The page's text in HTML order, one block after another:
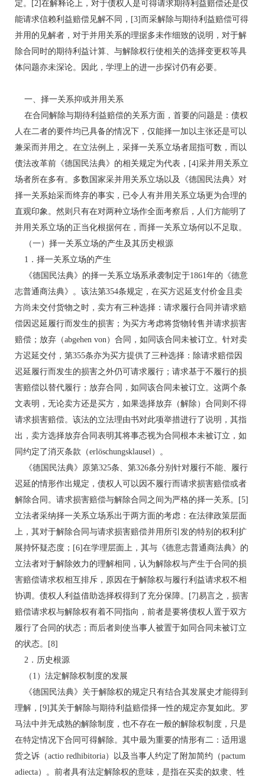
定。[2]在解释论上，对于债权人是可得请求期待利益赔偿还是仅
能请求信赖利益赔偿见解不同，[3]而采解除与期待利益赔偿可得
并用的见解者，对于并用关系的理据多未作细致的说明，对于解
除合同时的期待利益计算、与解除权行使相关的选择变更权等具
体问题亦未深论。因此，学理上的进一步探讨仍有必要。
一、择一关系抑或并用关系
在合同解除与期待利益赔偿的关系方面，首要的问题是：债权
人在二者的要件均已具备的情况下，仅能择一加以主张还是可以
兼采而并用之。在立法例上，采择一关系立场者屈指可数，而以
债法改革前《德国民法典》的相关规定为代表，[4]采并用关系立
场者所在多有。多数国家采并用关系立场以及《德国民法典》对
择一关系始采而终弃的事实，已令人有并用关系立场更为合理的
直观印象。然则只有在对两种立场作全面考察后，人们方能明了
并用关系立场的正当化根据何在，而择一关系立场何以不足取。
（一）择一关系立场的产生及其历史根源
1．择一关系立场的产生
《德国民法典》的择一关系立场系承袭制定于1861年的《德意
志普通商法典》。该法第354条规定，在买方迟延支付价金且卖
方尚未交付货物之时，卖方有三种选择：请求履行合同并请求赔
偿因迟延履行而发生的损害；为买方考虑将货物转售并请求损害
赔偿；放弃（abgehen von）合同，如同该合同未被订立。针对卖
方迟延交付，第355条亦为买方提供了三种选择：除请求赔偿因
迟延履行而发生的损害之外仍可请求履行；请求基于不履行的损
害赔偿以替代履行；放弃合同，如同该合同未被订立。这两个条
文表明，无论卖方还是买方，如果选择放弃（解除）合同则不得
请求损害赔偿。该法的立法理由书对此项举措进行了说明，其指
出，卖方选择放弃合同表明其将事态视为合同根本未被订立，如
同约定了消灭条款（erlöschungsklausel）。
《德国民法典》原第325条、第326条分别针对履行不能、履行
迟延的情形作出规定，债权人可以因不履行而请求损害赔偿或者
解除合同。请求损害赔偿与解除合同之间为严格的择一关系。[5]
立法者采纳择一关系立场系出于两方面的考虑：在法律政策层面
上，其对于解除合同与请求损害赔偿并用所引发的特别的权利扩
展持怀疑态度；[6]在学理层面上，其与《德意志普通商法典》的
立法者对于解除效力的理解相同，认为解除权与产生于合同的损
害赔偿请求权相互排斥，原因在于解除权与履行利益请求权不相
协调。债权人利益借助选择权得到了充分保障。[7]易言之，损害
赔偿请求权与解除权有着不同指向，前者是要将债权人置于双方
履行了合同的状态；而后者则使当事人被置于如同合同未被订立
的状态。[8]
2．历史根源
（1）法定解除权制度的发展
《德国民法典》关于解除权的规定只有结合其发展史才能得到
理解，[9]其关于解除与期待利益赔偿择一性的规定亦复如此。罗
马法中并无成熟的解除制度，也不存在一般的解除权制度，只是
在特定情况下合同可得解除。其中最为重要的情形有二：适用退
货之诉（actio redhibitoria）以及当事人约定了附加简约（pactum
adiecta）。前者具有法定解除权的意味，是指在买卖的奴隶、牲